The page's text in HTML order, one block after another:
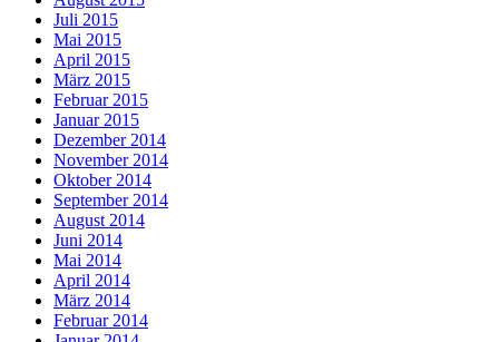
Juli 2015
Mai 2015
April 2015
März 2015
Februar 2015
Januar 2015
Dezember 2014
November 2014
Oktober 2014
September 2014
August 2014
Juni 2014
Mai 2014
April 2014
März 2014
Februar 2014